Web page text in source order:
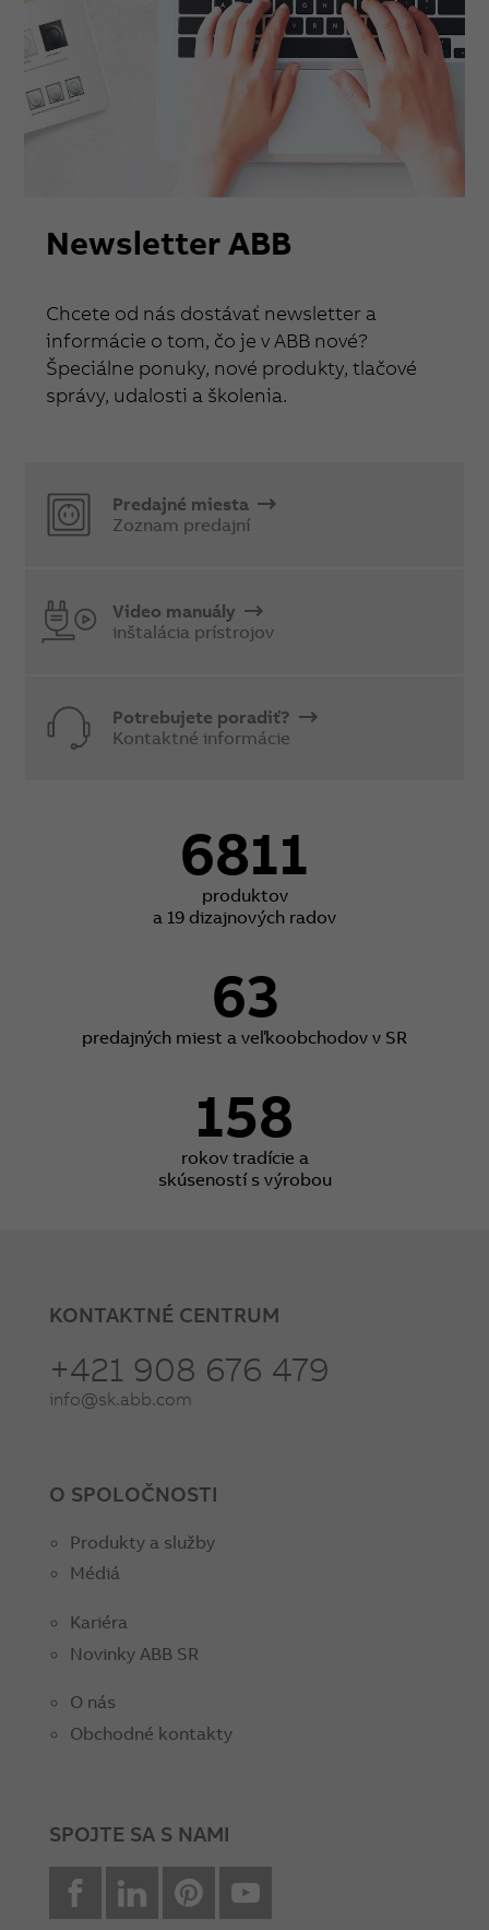
Newsletter ABB
Chcete od nás dostávať newsletter a
informácie o tom, čo je v ABB nové?
Špeciálne ponuky, nové produkty, tlačové
správy, udalosti a školenia.
Predajné miesta
Zoznam predajní
Video manuály
inštalácia prístrojov
Potrebujete poradiť?
Kontaktné informácie
6811
produktov
a 19 dizajnových radov
63
predajných miest a veľkoobchodov v SR
158
rokov tradície a
skúseností s výrobou
KONTAKTNÉ CENTRUM
+421 908 676 479
info@sk.abb.com
O SPOLOČNOSTI
Produkty a služby
Médiá
Kariéra
Novinky ABB SR
O nás
Obchodné kontakty
SPOJTE SA S NAMI
facebookLinkedin Pinterest